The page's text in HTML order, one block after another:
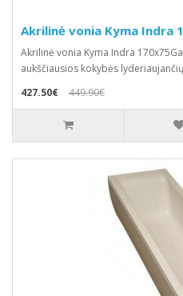
Akrilinė vonia Kyma Indra
Akrilinė vonia Kyma Indra
aukščiausios kokybės
427.50€
449.90€